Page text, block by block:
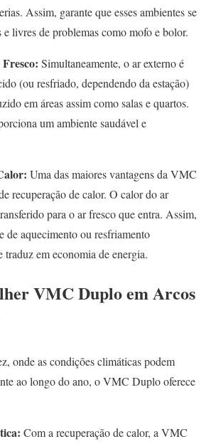
Assim, garante que esses ambientes se
e livres de problemas como mofo e bolor.
Simultaneamente, o ar externo é
(ou resfriado, dependendo da estação)
em áreas assim como salas e quartos.
um ambiente saudável e
Uma das maiores vantagens da VMC
recuperação de calor. O calor do ar
para o ar fresco que entra. Assim,
de aquecimento ou resfriamento
traduz em economia de energia.
VMC Duplo em Arcos
onde as condições climáticas podem
ao longo do ano, o VMC Duplo oferece
Com a recuperação de calor, a VMC